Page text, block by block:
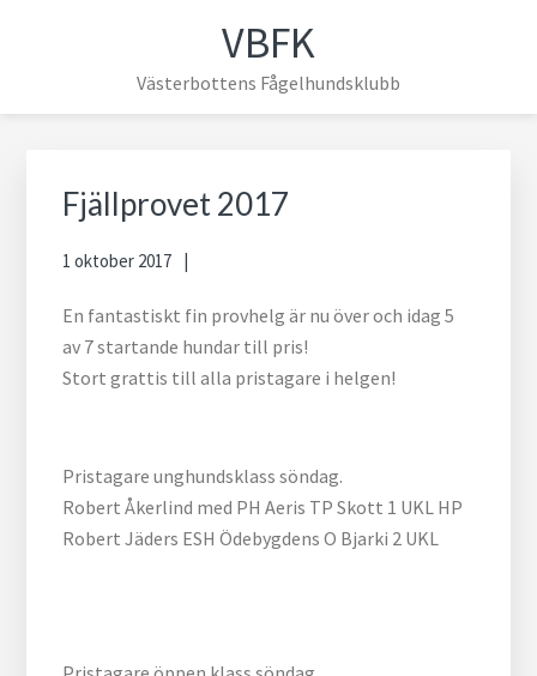
primära
VBFK
Västerbottens Fågelhundsklubb
Fjällprovet 2017
1 oktober 2017
En fantastiskt fin provhelg är nu över och idag 5
av 7 startande hundar till pris!
Stort grattis till alla pristagare i helgen!
Pristagare unghundsklass söndag.
Robert Åkerlind med PH Aeris TP Skott 1 UKL HP
Robert Jäders ESH Ödebygdens O Bjarki 2 UKL
sidofält